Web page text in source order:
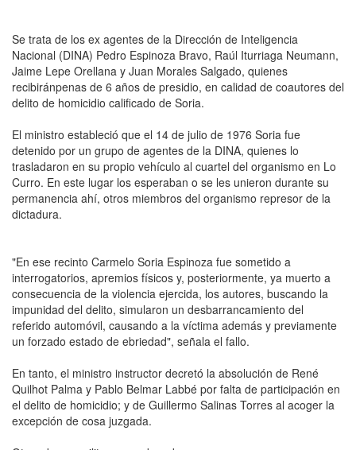
Se trata de los ex agentes de la Dirección de Inteligencia
Nacional (DINA) Pedro Espinoza Bravo, Raúl Iturriaga Neumann,
Jaime Lepe Orellana y Juan Morales Salgado, quienes
recibiránpenas de 6 años de presidio, en calidad de coautores del
delito de homicidio calificado de Soria.
El ministro estableció que el 14 de julio de 1976 Soria fue
detenido por un grupo de agentes de la DINA, quienes lo
trasladaron en su propio vehículo al cuartel del organismo en Lo
Curro. En este lugar los esperaban o se les unieron durante su
permanencia ahí, otros miembros del organismo represor de la
dictadura.
"En ese recinto Carmelo Soria Espinoza fue sometido a
interrogatorios, apremios físicos y, posteriormente, ya muerto a
consecuencia de la violencia ejercida, los autores, buscando la
impunidad del delito, simularon un desbarrancamiento del
referido automóvil, causando a la víctima además y previamente
un forzado estado de ebriedad", señala el fallo.
En tanto, el ministro instructor decretó la absolución de René
Quilhot Palma y Pablo Belmar Labbé por falta de participación en
el delito de homicidio; y de Guillermo Salinas Torres al acoger la
excepción de cosa juzgada.